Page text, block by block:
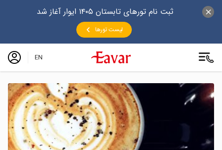
ثبت نام تورهای تابستان ۱۴۰۵ ایوار آغاز شد
لیست تورها
EN